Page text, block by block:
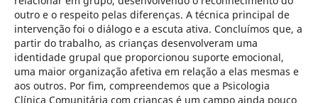
outro e o respeito pelas diferenças. A técnica principal de
intervenção foi o diálogo e a escuta ativa. Concluímos que, a
partir do trabalho, as crianças desenvolveram uma
identidade grupal que proporcionou suporte emocional,
uma maior organização afetiva em relação a elas mesmas e
aos outros. Por fim, compreendemos que a Psicologia
Clínica Comunitária com crianças é um campo ainda pouco